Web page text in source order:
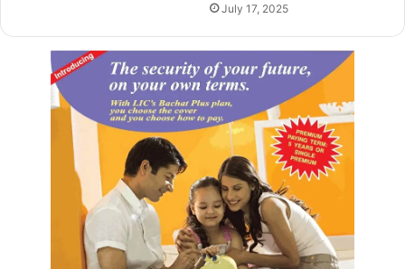
July 17, 2025